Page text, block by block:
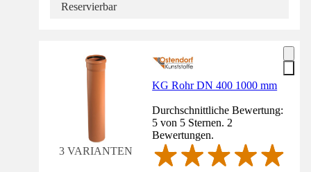
Reservierbar
3 VARIANTEN
KG Rohr DN 400 1000 mm
Durchschnittliche Bewertung:
5 von 5 Sternen. 2
Bewertungen.